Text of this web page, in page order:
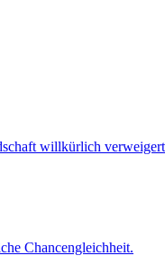
willkürlich
Chancengleichheit.